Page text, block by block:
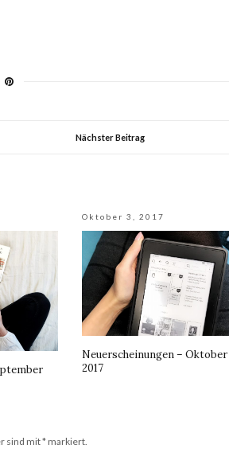
Nächster Beitrag
Oktober 3, 2017
Neuerscheinungen – Oktober
2017
sind mit*markiert.